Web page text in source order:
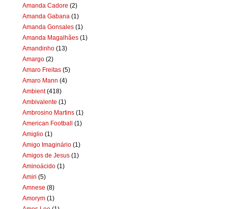
Amanda Cadore (2)
Amanda Gabana (1)
Amanda Gonsales (1)
Amanda Magalhães (1)
Amandinho (13)
Amargo (2)
Amaro Freitas (5)
Amaro Mann (4)
Ambient (418)
Ambivalente (1)
Ambrosino Martins (1)
American Football (1)
Amiglio (1)
Amigo Imaginário (1)
Amigos de Jesus (1)
Aminoácido (1)
Amiri (5)
Amnese (8)
Amorym (1)